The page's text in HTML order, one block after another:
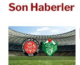
Son Haberler